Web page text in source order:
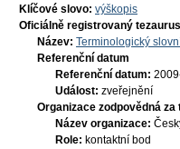
Klíčové slovo: výškopis
Oficiálně registrovaný tezaurus
Název: Terminologický
Referenční datum
Referenční datum:
Událost: zveřejnění
Organizace zodpovědná za
Název organizace:
Role: kontaktní bod